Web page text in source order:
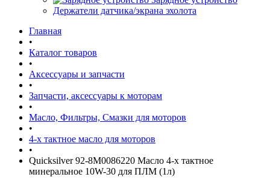
Держатели датчика/экрана эхолота
Главная
•
Каталог товаров
•
Аксессуары и запчасти
•
Запчасти, аксессуары к моторам
•
Масло, Фильтры, Смазки для моторов
•
4-х тактное масло для моторов
•
Quicksilver 92-8M0086220 Масло 4-х тактное
минеральное 10W-30 для ПЛМ (1л)